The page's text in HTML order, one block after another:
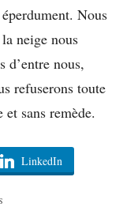
Nous
neige nous
d’entre nous,
refuserons toute
sans remède.
LinkedIn